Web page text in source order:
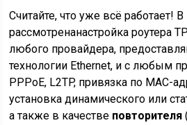
Считайте, что уже всё работает!
рассмотренанастройка роутера
любого провайдера,
технологии Ethernet, и с любым
PPPoE, L2TP, привязка по МАС-
установка динамического или
а также в качестве повторителя